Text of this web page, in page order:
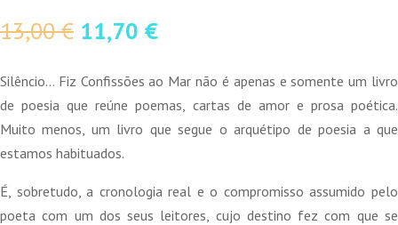
13,00€ O
original
era:
13,00 €.
11,70 €O
atual
é:
11,70 €.
Silêncio… Fiz Confissões ao Mar não é apenas e somente um livro
de poesia que reúne poemas, cartas de amor e prosa poética.
Muito menos, um livro que segue o arquétipo de poesia a que
estamos habituados.
É, sobretudo, a cronologia real e o compromisso assumido pelo
poeta com um dos seus leitores, cujo destino fez com que se